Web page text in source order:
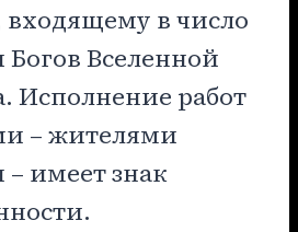
в число
Богов Вселенной
Исполнение работ
– жителями
имеет знак